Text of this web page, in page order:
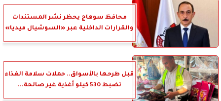
محافظ سوهاج يحظر نشر المستندات
والقرارات الداخلية عبر «السوشيال ميديا»
قبل طرحها بالأسواق.. حملات سلامة الغذاء
تضبط 530 كيلو أغذية غير صالحة...